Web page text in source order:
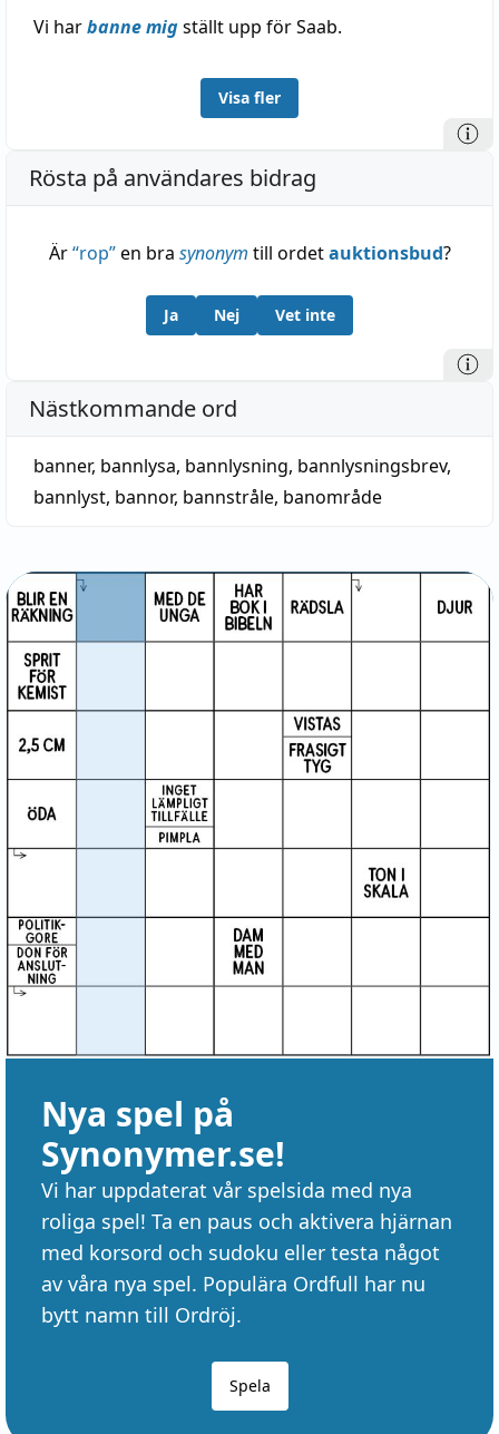
Vi harbanne migställt upp för Saab.
Visa fler
Rösta på användares bidrag
Är“rop”en bra synonym till ordetauktionsbud?
Ja Nej Vet inte
Nästkommande ord
banner, bannlysa, bannlysning, bannlysningsbrev,
bannlyst, bannor, bannstråle, banområde
Nya spel på
Synonymer.se!
Vi har uppdaterat vår spelsida med nya
roliga spel! Ta en paus och aktivera hjärnan
med korsord och sudoku eller testa något
av våra nya spel. Populära Ordfull har nu
bytt namn till Ordröj.
Spela